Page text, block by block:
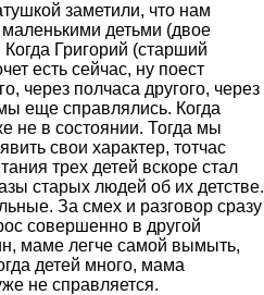
заметили, что нам
детьми (двое
Григорий (старший
есть сейчас, ну поест
через полчаса другого, через
еще справлялись. Когда
не в состоянии. Тогда мы
свои характер, тотчас
трех детей вскоре стал
старых людей об их детстве.
За смех и разговор сразу
совершенно в другой
маме легче самой вымыть,
детей много, мама
не справляется.